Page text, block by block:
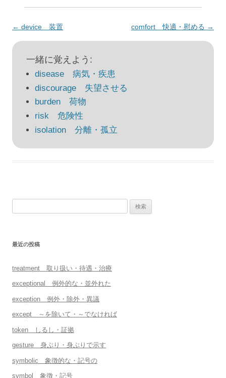
投
稿
ン
← device 装置 comfort 快適・慰める →
一緒に覚えよう:
disease 病気・疾患
discourage 失望させる
burden 荷物
risk 危険性
isolation 分離・孤立
最近の投稿
treatment 取り扱い・待遇・治療
exceptional 例外的な・並外れた
exception 例外・除外・異議
except ～を除いて・～でなければ
token しるし・証拠
gesture 身ぶり・身ぶりで示す
symbolic 象徴的な・記号の
symbol 象徴・記号